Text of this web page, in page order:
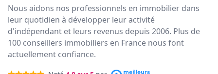
Nous aidons nos professionnels en immobilier dans
leur quotidien à développer leur activité
d'indépendant et leurs revenus depuis 2006. Plus de
100 conseillers immobiliers en France nous font
actuellement confiance.